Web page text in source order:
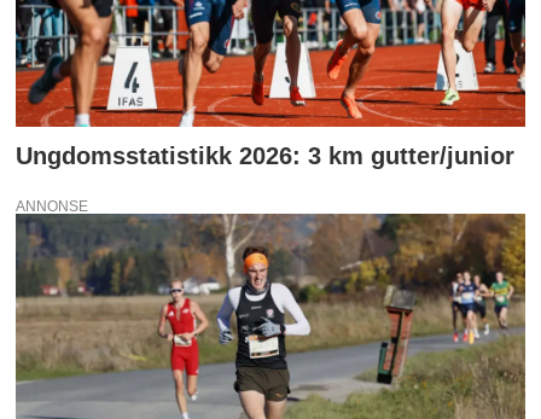
Ungdomsstatistikk 2026: 3 km gutter/junior
ANNONSE